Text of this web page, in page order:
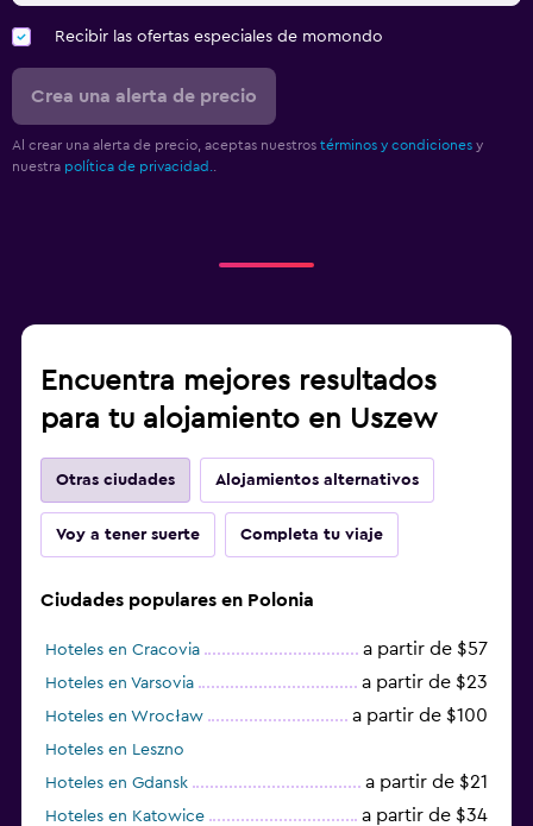
Recibir las ofertas especiales de momondo
Crea una alerta de precio
Al crear una alerta de precio, aceptas nuestros términos y condiciones y
nuestra política de privacidad.
Encuentra mejores resultados
para tu alojamiento en Uszew
Otras ciudades Alojamientos alternativos
Voy a tener suerte Completa tu viaje
Ciudades populares en Polonia
Hoteles en Cracovia a partir de $57
Hoteles en Varsovia a partir de $23
Hoteles en Wrocław a partir de $100
Hoteles en Leszno
Hoteles en Gdansk
a partir de $21
Hoteles en Katowice a partir de $34